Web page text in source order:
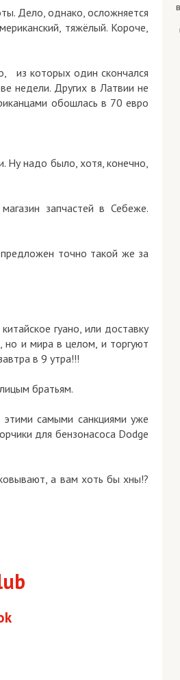
Дело, однако, осложняется
тяжёлый. Короче,
из которых один скончался
недели. Других в Латвии не
обошлась в 70 евро
Ну надо было, хотя, конечно,
запчастей в Себеже.
точно такой же за
гуано, или доставку
но и мира в целом, и торгуют
в 9 утра!!!
братьям.
самыми санкциями уже
для бензонасоса Dodge
а вам хоть бы хны!?